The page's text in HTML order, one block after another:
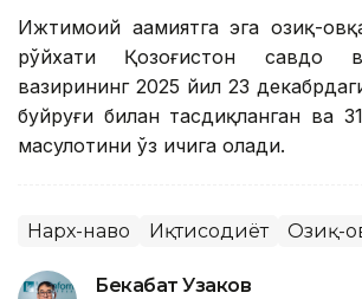
Ижтимоий аҳамиятга эга озиқ-
рўйхати Қозоғистон савдо
вазирининг 2025 йил 23
буйруғи билан тасдиқланган ва
маҳсулотини ўз ичига олади.
Нарх-наво Иқтисодиёт Озиқ-
Бекабат Узаков